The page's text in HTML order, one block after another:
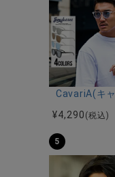
CavariA(キ
¥4,290 (税込)
5